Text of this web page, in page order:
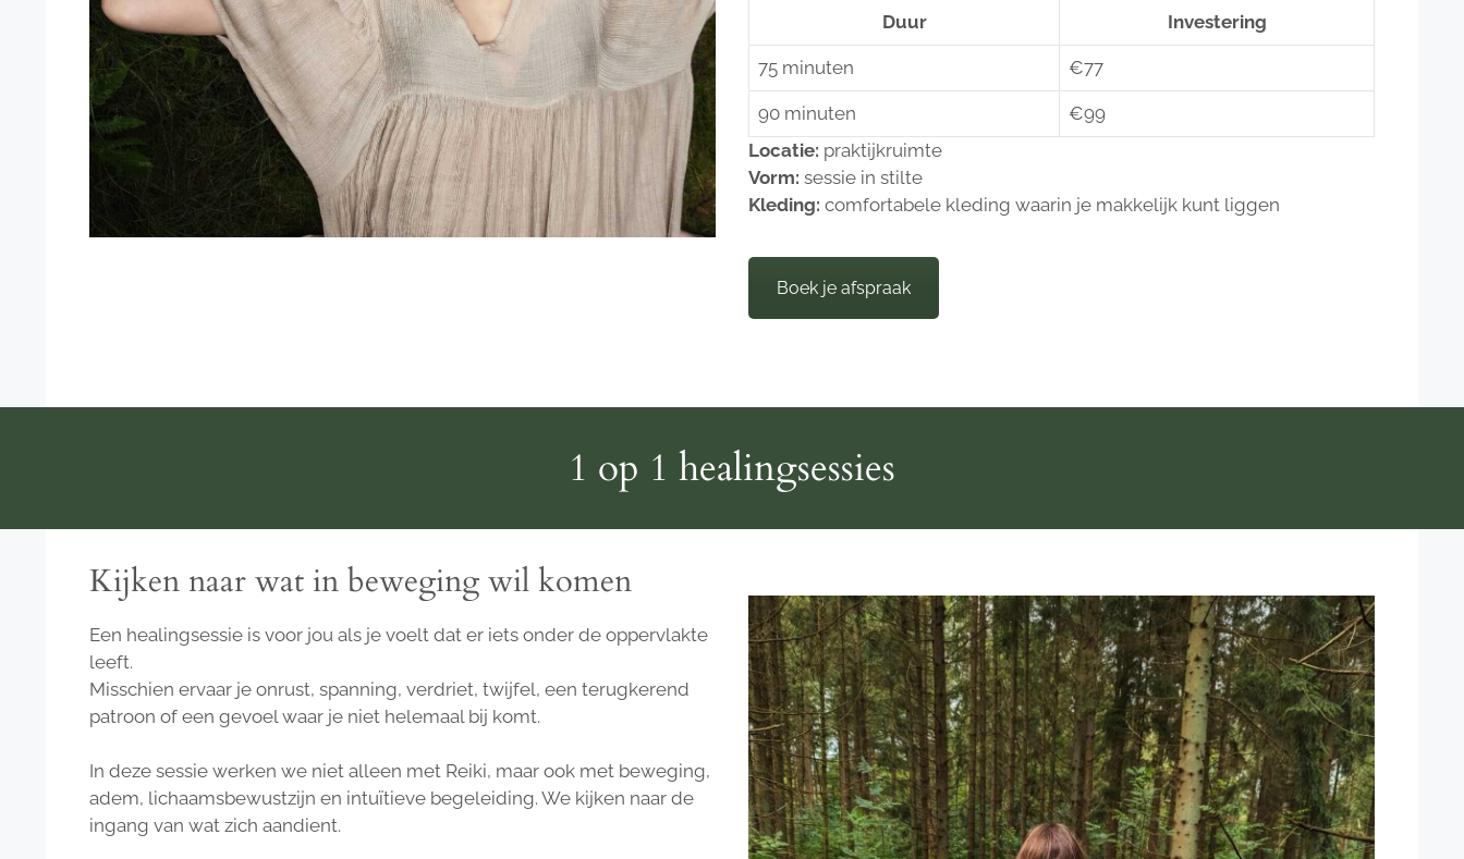
Duur Investering
75 minuten €77
90 minuten
€99
Locatie: praktijkruimte
Vorm: sessie in stilte
Kleding: comfortabele kleding waarin je makkelijk kunt liggen
Boek je afspraak
1 op 1 healingsessies
Kijken naar wat in beweging wil komen
Een healingsessie is voor jou als je voelt dat er iets onder de oppervlakte
leeft.
Misschien ervaar je onrust, spanning, verdriet, twijfel, een terugkerend
patroon of een gevoel waar je niet helemaal bij komt.
In deze sessie werken we niet alleen met Reiki, maar ook met beweging,
adem, lichaamsbewustzijn en intuïtieve begeleiding. We kijken naar de
ingang van wat zich aandient.